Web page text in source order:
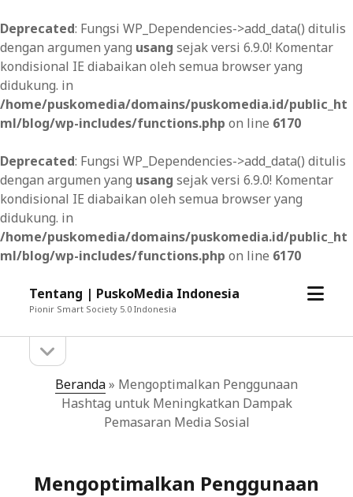
Deprecated: Fungsi WP_Dependencies->add_data() ditulis
dengan argumen yang usang sejak versi 6.9.0! Komentar
kondisional IE diabaikan oleh semua browser yang
didukung. in
/home/puskomedia/domains/puskomedia.id/public_ht
ml/blog/wp-includes/functions.php on line 6170
Deprecated: Fungsi WP_Dependencies->add_data() ditulis
dengan argumen yang usang sejak versi 6.9.0! Komentar
kondisional IE diabaikan oleh semua browser yang
didukung. in
/home/puskomedia/domains/puskomedia.id/public_ht
ml/blog/wp-includes/functions.php on line 6170
Tentang | PuskoMedia Indonesia
Pionir Smart Society 5.0 Indonesia
open
Sidebarsidebar
Beranda» Mengoptimalkan Penggunaan
Hashtag untuk Meningkatkan Dampak
Pemasaran Media Sosial
Mengoptimalkan Penggunaan